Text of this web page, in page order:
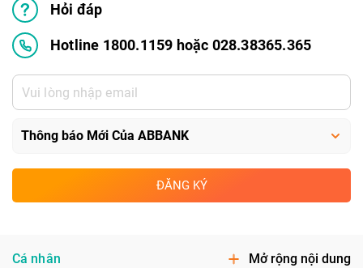
Hỏi đáp
Hotline 1800.1159 hoặc 028.38365.365
ĐĂNG KÝ
Cá nhân Mở rộng nội dung